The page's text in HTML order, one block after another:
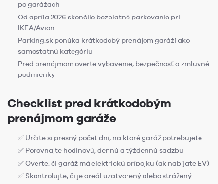
po garážach
Od apríla 2026 skončilo bezplatné parkovanie pri
IKEA/Avion
Parking.sk ponúka krátkodobý prenájom garáží ako
samostatnú kategóriu
Pred prenájmom overte vybavenie, bezpečnosť a zmluvné
podmienky
Checklist pred krátkodobým
prenájmom garáže
✅ Určite si presný počet dní, na ktoré garáž potrebujete
✅ Porovnajte hodinovú, dennú a týždennú sadzbu
✅ Overte, či garáž má elektrickú prípojku (ak nabíjate EV)
✅ Skontrolujte, či je areál uzatvorený alebo strážený